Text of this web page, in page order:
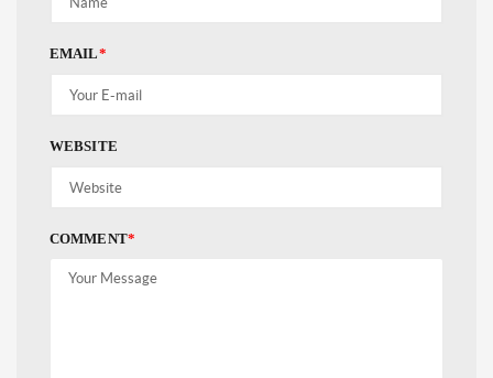
EMAIL*
WEBSITE
COMMENT*